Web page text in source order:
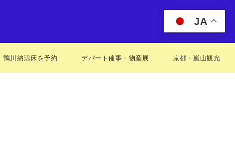
鴨川納涼床を予約 デパート催事・物産展 京都・嵐山観光
JA